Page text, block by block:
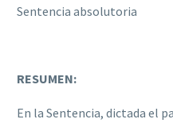
Sentencia absolutoria
RESUMEN:
En la Sentencia, dictada el